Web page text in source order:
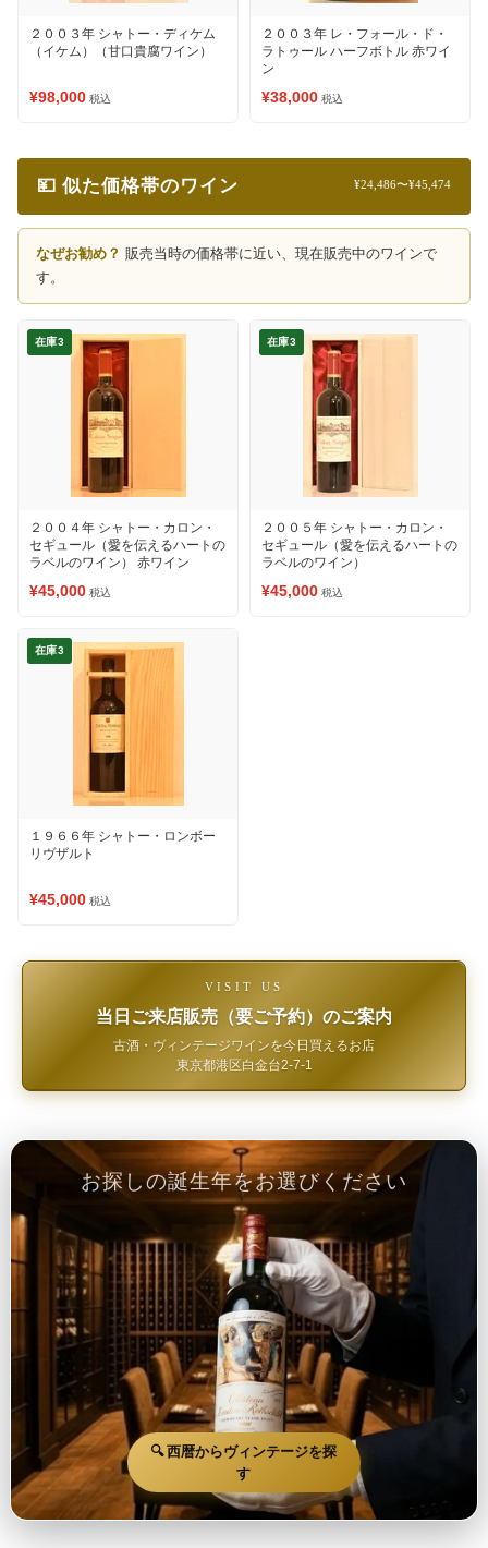
２００３年 シャトー・ディケム
（イケム）（甘口貴腐ワイン）
¥98,000 税込
２００３年 レ・フォール・ド・
ラトゥール ハーフボトル 赤ワイ
ン
¥38,000 税込
💴 似た価格帯のワイン ¥24,486〜¥45,474
なぜお勧め？ 販売当時の価格帯に近い、現在販売中のワインで
す。
在庫3
２００４年 シャトー・カロン・
セギュール（愛を伝えるハートの
ラベルのワイン） 赤ワイン
¥45,000 税込
在庫3
２００５年 シャトー・カロン・
セギュール（愛を伝えるハートの
ラベルのワイン）
¥45,000 税込
在庫3
１９６６年 シャトー・ロンボー
リヴザルト
¥45,000 税込
VISIT US
当日ご来店販売（要ご予約）のご案内
古酒・ヴィンテージワインを今日買えるお店
東京都港区白金台2-7-1
お探しの誕生年をお選びください
🔍 西暦からヴィンテージを探
す